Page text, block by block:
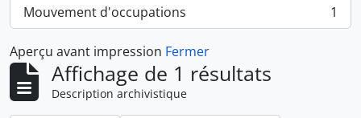
Mouvement d'occupations
, 1 résultats 1
Aperçu avant impression Fermer
Affichage de 1 résultats
Description archivistique